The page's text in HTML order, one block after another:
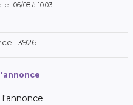
: 06/08 à 10:03
: 39261